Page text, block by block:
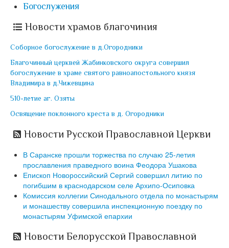
Богослужения
Новости храмов благочиния
Соборное богослужение в д.Огородники
Благочинный церквей Жабинковского округа совершил
богослужение в храме святого равноапостольного князя
Владимира в д.Чижевщина
510-летие аг. Озяты
Освящение поклонного креста в д. Огородники
Новости Русской Православной Церкви
В Саранске прошли торжества по случаю 25-летия
прославления праведного воина Феодора Ушакова
Епископ Новороссийский Сергий совершил литию по
погибшим в краснодарском селе Архипо-Осиповка
Комиссия коллегии Синодального отдела по монастырям
и монашеству совершила инспекционную поездку по
монастырям Уфимской епархии
Новости Белорусской Православной